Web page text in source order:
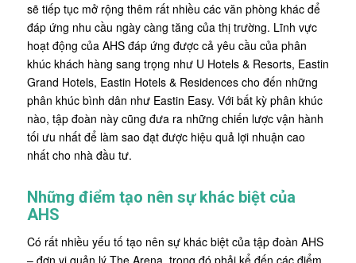
sẽ tiếp tục mở rộng thêm rất nhiều các văn phòng khác để
đáp ứng nhu cầu ngày càng tăng của thị trường. Lĩnh vực
hoạt động của AHS đáp ứng được cả yêu cầu của phân
khúc khách hàng sang trọng như U Hotels & Resorts, Eastin
Grand Hotels, Eastin Hotels & Residences cho đến những
phân khúc bình dân như Eastin Easy. Với bất kỳ phân khúc
nào, tập đoàn này cũng đưa ra những chiến lược vận hành
tối ưu nhất để làm sao đạt được hiệu quả lợi nhuận cao
nhất cho nhà đầu tư.
Những điểm tạo nên sự khác biệt của
AHS
Có rất nhiều yếu tố tạo nên sự khác biệt của tập đoàn AHS
– đơn vị quản lý The Arena, trong đó phải kể đến các điểm